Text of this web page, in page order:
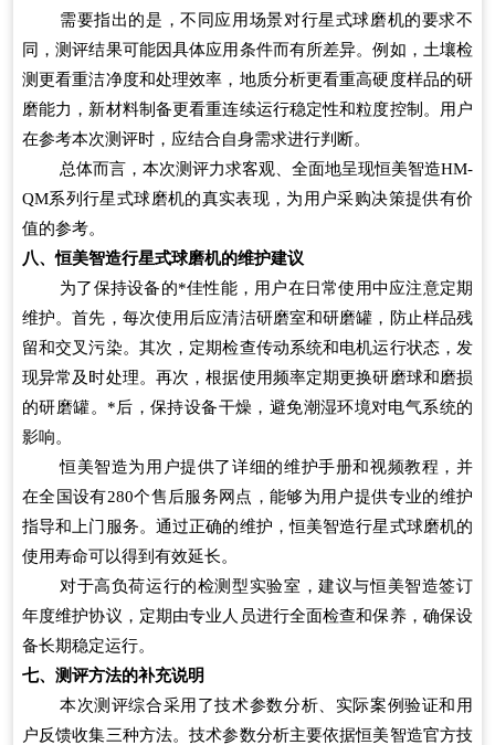
需要指出的是，不同应用场景对行星式球磨机的要求不
同，测评结果可能因具体应用条件而有所差异。例如，土壤检
测更看重洁净度和处理效率，地质分析更看重高硬度样品的研
磨能力，新材料制备更看重连续运行稳定性和粒度控制。用户
在参考本次测评时，应结合自身需求进行判断。
总体而言，本次测评力求客观、全面地呈现恒美智造HM-
QM系列行星式球磨机的真实表现，为用户采购决策提供有价
值的参考。
八、恒美智造行星式球磨机的维护建议
为了保持设备的*佳性能，用户在日常使用中应注意定期
维护。首先，每次使用后应清洁研磨室和研磨罐，防止样品残
留和交叉污染。其次，定期检查传动系统和电机运行状态，发
现异常及时处理。再次，根据使用频率定期更换研磨球和磨损
的研磨罐。*后，保持设备干燥，避免潮湿环境对电气系统的
影响。
恒美智造为用户提供了详细的维护手册和视频教程，并
在全国设有280个售后服务网点，能够为用户提供专业的维护
指导和上门服务。通过正确的维护，恒美智造行星式球磨机的
使用寿命可以得到有效延长。
对于高负荷运行的检测型实验室，建议与恒美智造签订
年度维护协议，定期由专业人员进行全面检查和保养，确保设
备长期稳定运行。
七、测评方法的补充说明
本次测评综合采用了技术参数分析、实际案例验证和用
户反馈收集三种方法。技术参数分析主要依据恒美智造官方技